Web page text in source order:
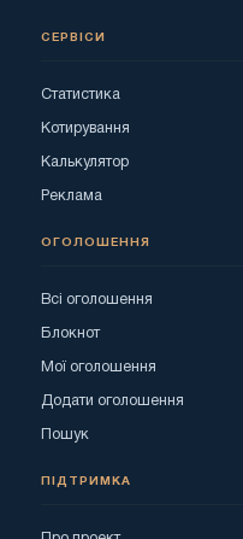
СЕРВІСИ
Статистика
Котирування
Калькулятор
Реклама
ОГОЛОШЕННЯ
Всі оголошення
Блокнот
Мої оголошення
Додати оголошення
Пошук
ПІДТРИМКА